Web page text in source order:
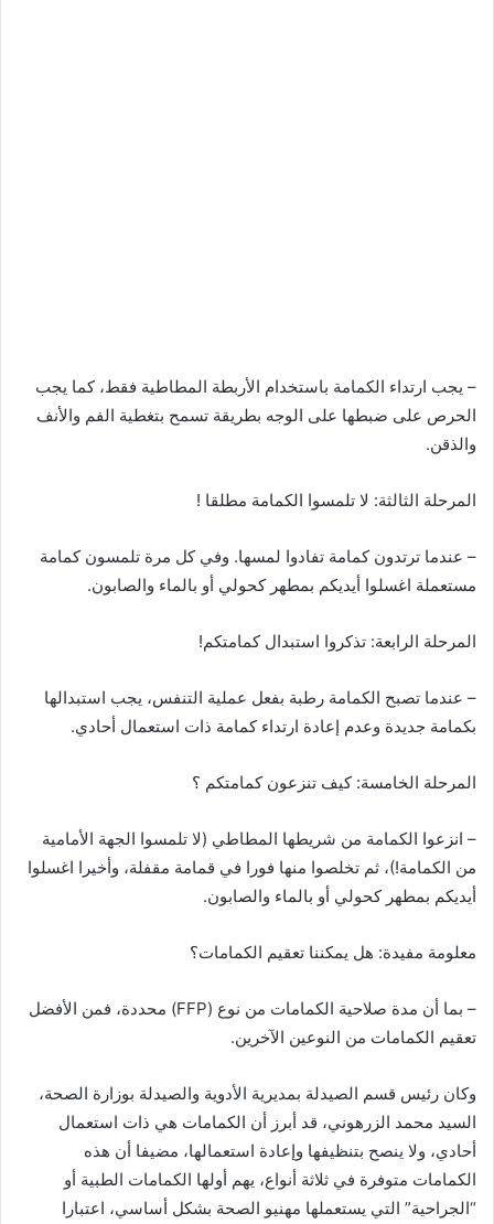
– يجب ارتداء الكمامة باستخدام الأربطة المطاطية فقط، كما يجب
الحرص على ضبطها على الوجه بطريقة تسمح بتغطية الفم والأنف
والذقن.
المرحلة الثالثة: لا تلمسوا الكمامة مطلقا !
– عندما ترتدون كمامة تفادوا لمسها. وفي كل مرة تلمسون كمامة
مستعملة اغسلوا أيديكم بمطهر كحولي أو بالماء والصابون.
المرحلة الرابعة: تذكروا استبدال كمامتكم!
– عندما تصبح الكمامة رطبة بفعل عملية التنفس، يجب استبدالها
بكمامة جديدة وعدم إعادة ارتداء كمامة ذات استعمال أحادي.
المرحلة الخامسة: كيف تنزعون كمامتكم ؟
– انزعوا الكمامة من شريطها المطاطي (لا تلمسوا الجهة الأمامية
من الكمامة!)، ثم تخلصوا منها فورا في قمامة مقفلة، وأخيرا اغسلوا
أيديكم بمطهر كحولي أو بالماء والصابون.
معلومة مفيدة: هل يمكننا تعقيم الكمامات؟
– بما أن مدة صلاحية الكمامات من نوع (FFP) محددة، فمن الأفضل
تعقيم الكمامات من النوعين الآخرين.
وكان رئيس قسم الصيدلة بمديرية الأدوية والصيدلة بوزارة الصحة،
السيد محمد الزرهوني، قد أبرز أن الكمامات هي ذات استعمال
أحادي، ولا ينصح بتنظيفها وإعادة استعمالها، مضيفا أن هذه
الكمامات متوفرة في ثلاثة أنواع، يهم أولها الكمامات الطبية أو
“الجراحية” التي يستعملها مهنيو الصحة بشكل أساسي، اعتبارا